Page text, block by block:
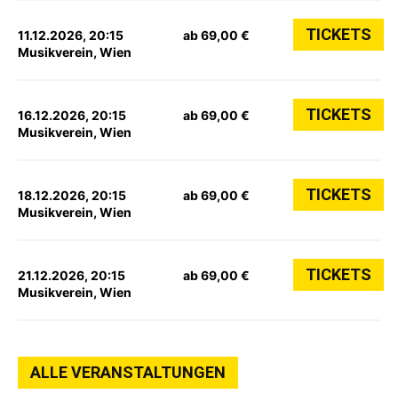
11.12.2026, 20:15
Musikverein, Wien
ab 69,00 € TICKETS
16.12.2026, 20:15
Musikverein, Wien
ab 69,00 € TICKETS
18.12.2026, 20:15
Musikverein, Wien
ab 69,00 € TICKETS
21.12.2026, 20:15
Musikverein, Wien
ab 69,00 € TICKETS
ALLE VERANSTALTUNGEN